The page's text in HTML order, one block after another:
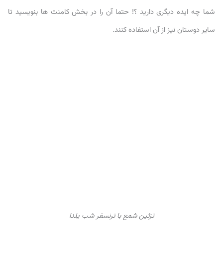
شما چه ایده دیگری دارید ؟! حتما آن را در بخش کامنت ها بنویسید تا
سایر دوستان نیز از آن استفاده کنند.
تزئین شمع با ترنسفر شب یلدا